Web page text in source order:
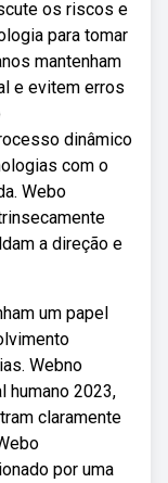
os riscos e
para tomar
mantenham
e evitem erros
dinâmico
com o
Webo
a direção e
um papel
Webno
humano 2023,
claramente
por uma